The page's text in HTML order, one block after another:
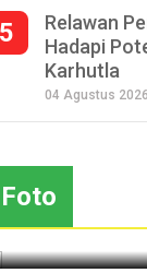
5
Relawan
Hadapi
Karhutla
04 Agustus
Foto
Festival